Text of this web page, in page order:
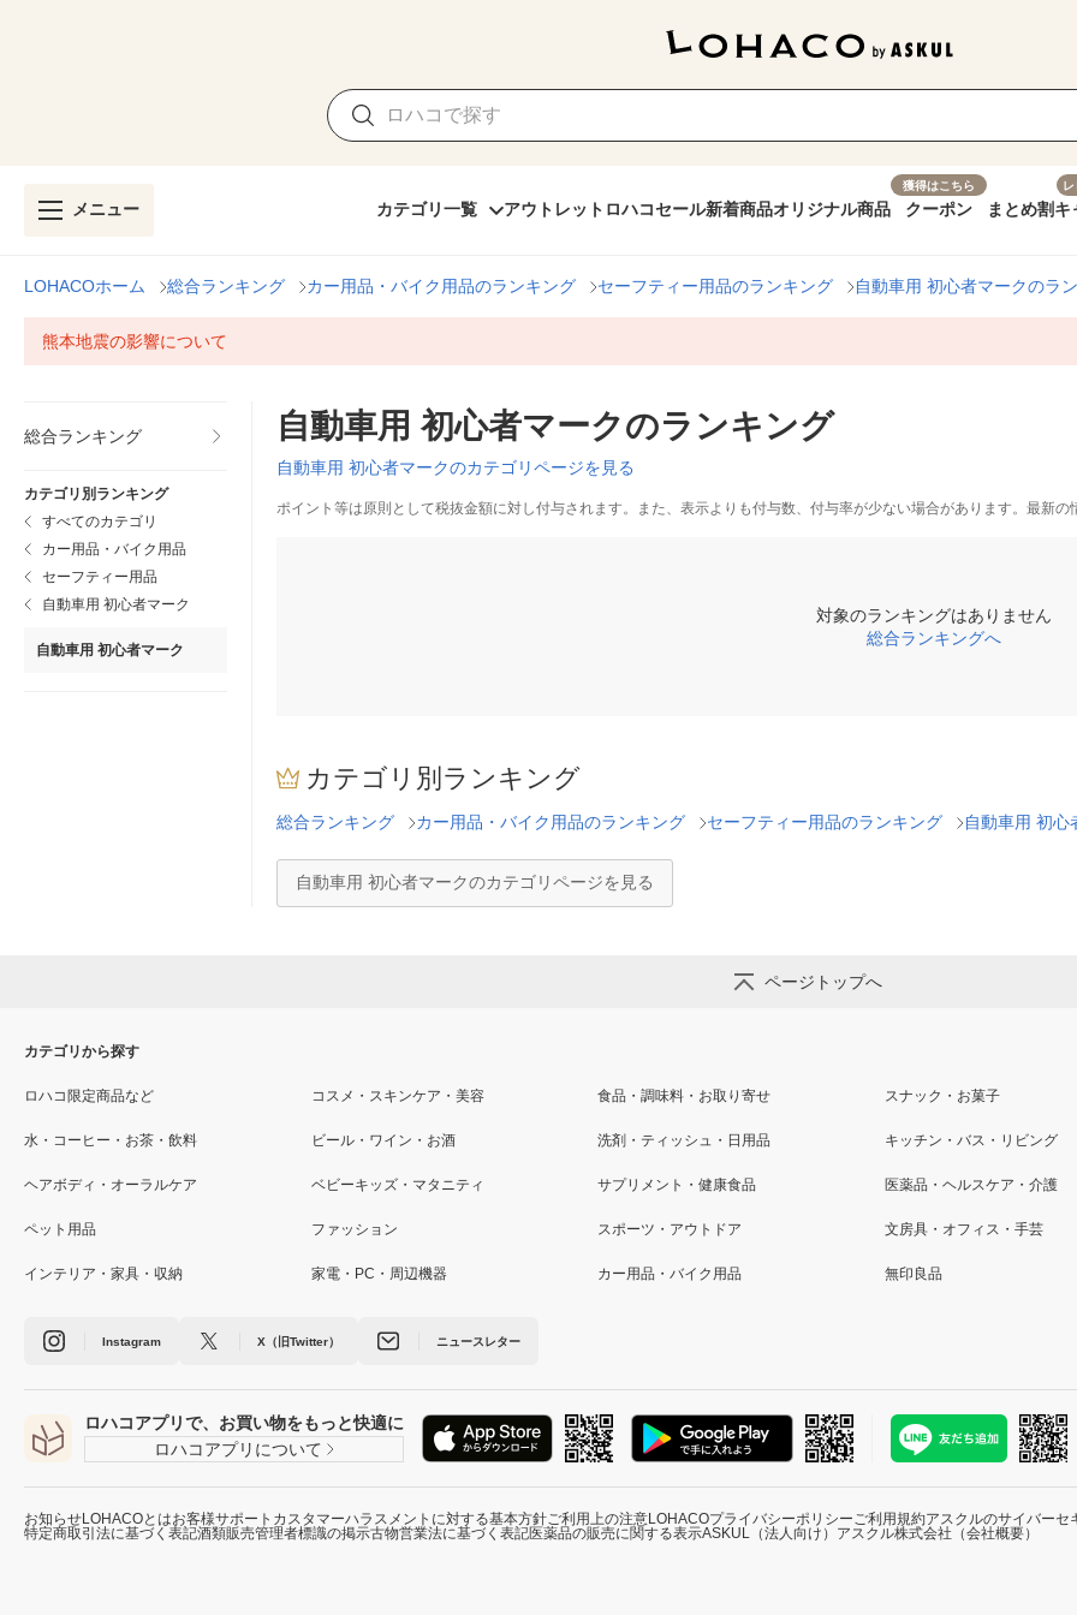
メニュー カテゴリ一覧 アウトレット ロハコセール新着商品オリジナル商品
獲得はこちら
クーポン まとめ割キ
LOHACOホーム 総合ランキング カー用品・バイク用品のランキング セーフティー用品のランキング 自動車用 初心者マークのラ
熊本地震の影響について
総合ランキング
カテゴリ別ランキング
すべてのカテゴリ
カー用品・バイク用品
セーフティー用品
自動車用 初心者マーク
自動車用 初心者マーク
自動車用 初心者マークのランキング
自動車用 初心者マークのカテゴリページを見る
ポイント等は原則として税抜金額に対し付与されます。また、表示よりも付与数、付与率が少ない場合があります。最新の
対象のランキングはありません
総合ランキングへ
カテゴリ別ランキング
総合ランキング カー用品・バイク用品のランキング セーフティー用品のランキング 自動車用 初心
自動車用 初心者マークのカテゴリページを見る
ページトップへ
カテゴリから探す
ロハコ限定商品など コスメ・スキンケア・美容 食品・調味料・お取り寄せ スナック・お菓子
水・コーヒー・お茶・飲料 ビール・ワイン・お酒 洗剤・ティッシュ・日用品 キッチン・バス・リビング
ヘアボディ・オーラルケア ベビーキッズ・マタニティ サプリメント・健康食品 医薬品・ヘルスケア・介護
ペット用品 ファッション スポーツ・アウトドア 文房具・オフィス・手芸
インテリア・家具・収納 家電・PC・周辺機器 カー用品・バイク用品 無印良品
Instagram X（旧Twitter） ニュースレター
ロハコアプリで、お買い物をもっと快適に
ロハコアプリについて
お知らせLOHACOとはお客様サポート カスタマーハラスメントに対する基本方針ご利用上の注意LOHACOプライバシーポリシーご利用規約アスクルのサイバーセ
特定商取引法に基づく表記酒類販売管理者標識の掲示古物営業法に基づく表記医薬品の販売に関する表示ASKUL（法人向け） アスクル株式会社（会社概要）